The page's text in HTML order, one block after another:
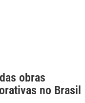
obras
no Brasil